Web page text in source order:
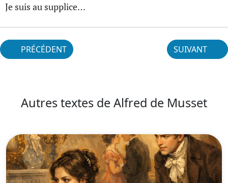
Je suis au supplice…
PRÉCÉDENT SUIVANT
Autres textes de Alfred de Musset